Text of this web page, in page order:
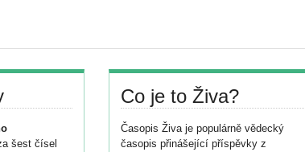
šest čísel
Co je to Živa?
Časopis Živa je populárně vědecký
časopis přinášející příspěvky z